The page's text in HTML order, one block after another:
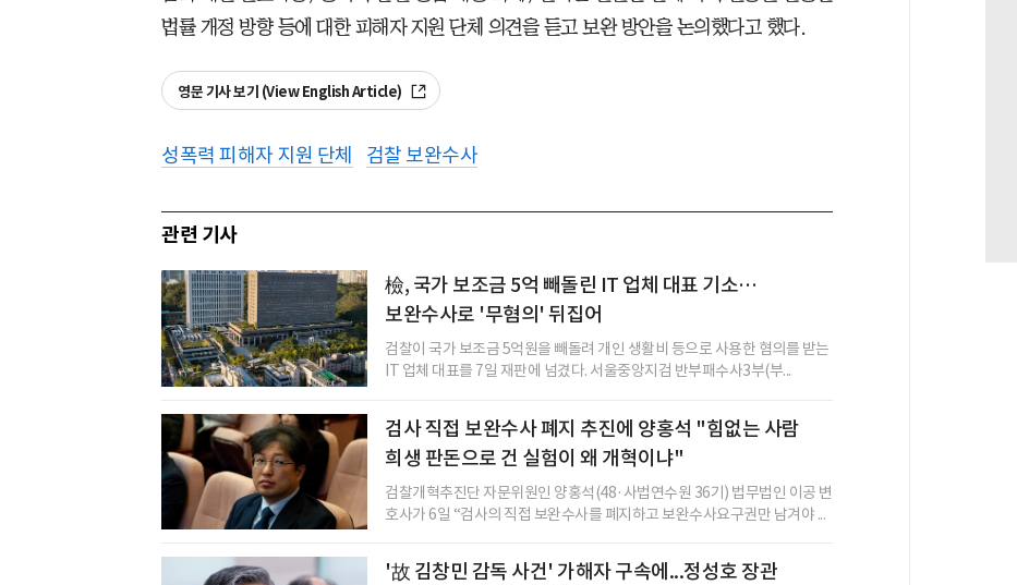
법률 개정 방향 등에 대한 피해자 지원 단체 의견을 듣고 보완 방안을 논의했다고 했다.
영문 기사 보기 (View English Article)
성폭력 피해자 지원 단체 검찰 보완수사
관련 기사
檢, 국가 보조금 5억 빼돌린 IT 업체 대표 기소…
보완수사로 '무혐의' 뒤집어
검찰이 국가 보조금 5억원을 빼돌려 개인 생활비 등으로 사용한 혐의를 받는
IT 업체 대표를 7일 재판에 넘겼다. 서울중앙지검 반부패수사3부(부...
검사 직접 보완수사 폐지 추진에 양홍석 "힘없는 사람
희생 판돈으로 건 실험이 왜 개혁이냐"
검찰개혁추진단 자문위원인 양홍석(48·사법연수원 36기) 법무법인 이공 변
호사가 6일 “검사의 직접 보완수사를 폐지하고 보완수사요구권만 남겨야 ...
'故 김창민 감독 사건' 가해자 구속에...정성호 장관